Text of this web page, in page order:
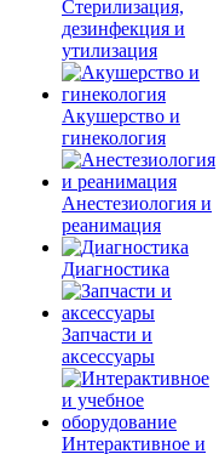
Стерилизация,
дезинфекция и
утилизация
Акушерство и
гинекология
Анестезиология и
реанимация
Диагностика
Запчасти и
аксессуары
Интерактивное и